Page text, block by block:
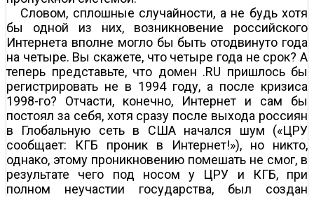
Словом, сплошные случайности, а не будь хотя
бы одной из них, возникновение российского
Интернета вполне могло бы быть отодвинуто года
на четыре. Вы скажете, что четыре года не срок? А
теперь представьте, что домен .RU пришлось бы
регистрировать не в 1994 году, а после кризиса
1998-го? Отчасти, конечно, Интернет и сам бы
постоял за себя, хотя сразу после выхода россиян
в Глобальную сеть в США начался шум («ЦРУ
сообщает: КГБ проник в Интернет!»), но никто,
однако, этому проникновению помешать не смог, в
результате чего под носом у ЦРУ и КГБ, при
полном неучастии государства, был создан